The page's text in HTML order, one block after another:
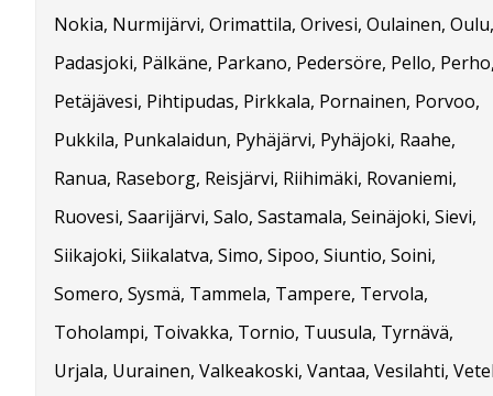
Nokia, Nurmijärvi, Orimattila, Orivesi, Oulainen, Oulu,
Padasjoki, Pälkäne, Parkano, Pedersöre, Pello,
Petäjävesi, Pihtipudas, Pirkkala, Pornainen, Porvoo,
Pukkila, Punkalaidun, Pyhäjärvi, Pyhäjoki, Raahe,
Ranua, Raseborg, Reisjärvi, Riihimäki, Rovaniemi,
Ruovesi, Saarijärvi, Salo, Sastamala, Seinäjoki, Sievi,
Siikajoki, Siikalatva, Simo, Sipoo, Siuntio, Soini,
Somero, Sysmä, Tammela, Tampere, Tervola,
Toholampi, Toivakka, Tornio, Tuusula, Tyrnävä,
Urjala, Uurainen, Valkeakoski, Vantaa, Vesilahti,